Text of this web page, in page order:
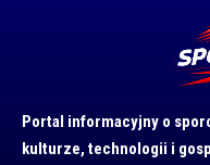
Portal informacyjny o
kulturze, technologii i